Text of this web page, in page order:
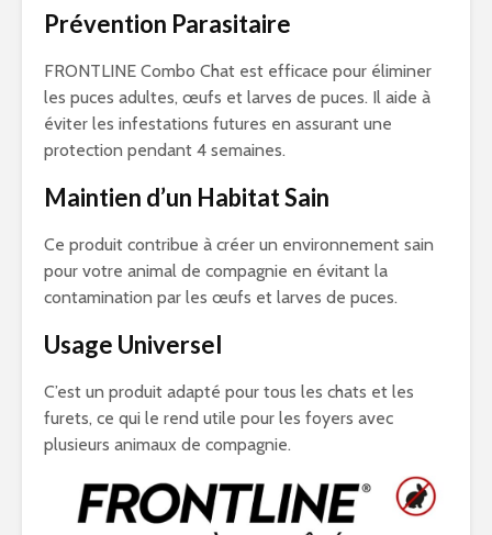
Prévention Parasitaire
FRONTLINE Combo Chat est efficace pour éliminer
les puces adultes, œufs et larves de puces. Il aide à
éviter les infestations futures en assurant une
protection pendant 4 semaines.
Maintien d’un Habitat Sain
Ce produit contribue à créer un environnement sain
pour votre animal de compagnie en évitant la
contamination par les œufs et larves de puces.
Usage Universel
C’est un produit adapté pour tous les chats et les
furets, ce qui le rend utile pour les foyers avec
plusieurs animaux de compagnie.